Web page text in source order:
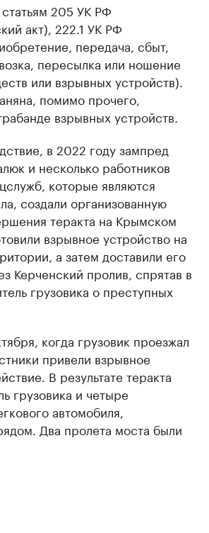
205 УК РФ
акт), 222.1 УК РФ
передача, сбыт,
пересылка или ношение
или взрывных устройств).
помимо прочего,
взрывных устройств.
в 2022 году зампред
и несколько работников
которые являются
создали организованную
теракта на Крымском
взрывное устройство на
а затем доставили его
Керченский пролив, спрятав в
грузовика о преступных
когда грузовик проезжал
привели взрывное
В результате теракта
грузовика и четыре
автомобиля,
Два пролета моста были